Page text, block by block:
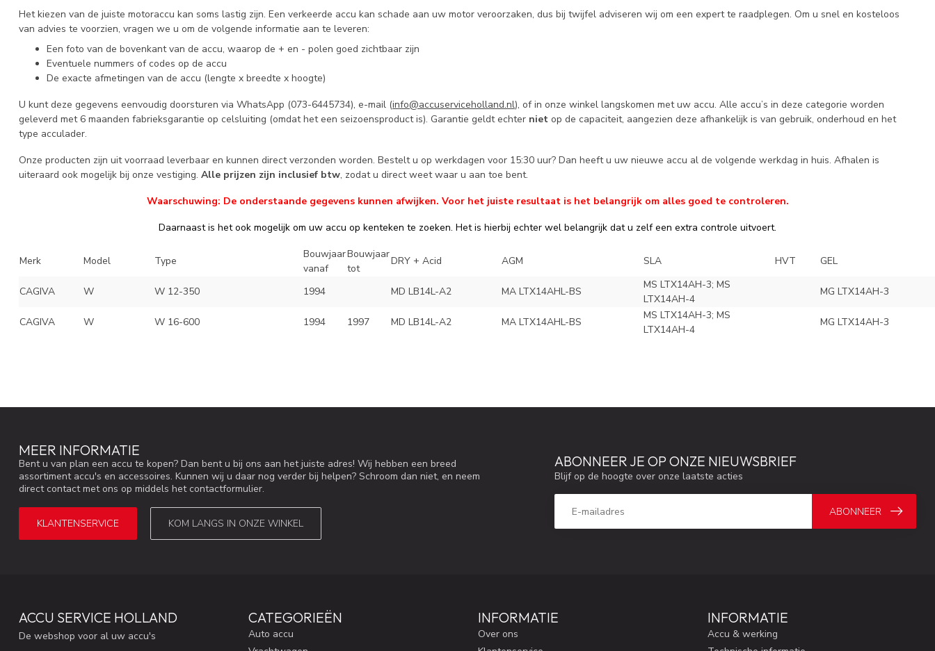
Het kiezen van de juiste motoraccu kan soms lastig zijn. Een verkeerde accu kan schade aan uw motor veroorzaken, dus bij twijfel adviseren wij om een expert te raadplegen. Om u snel en kosteloos
van advies te voorzien, vragen we u om de volgende informatie aan te leveren:
Een foto van de bovenkant van de accu, waarop de + en - polen goed zichtbaar zijn
Eventuele nummers of codes op de accu
De exacte afmetingen van de accu (lengte x breedte x hoogte)
U kunt deze gegevens eenvoudig doorsturen via WhatsApp (073-6445734), e-mail (info@accuserviceholland.nl), of in onze winkel langskomen met uw accu. Alle accu’s in deze categorie worden
geleverd met 6 maanden fabrieksgarantie op celsluiting (omdat het een seizoensproduct is). Garantie geldt echter niet op de capaciteit, aangezien deze afhankelijk is van gebruik, onderhoud en het
type acculader.
Onze producten zijn uit voorraad leverbaar en kunnen direct verzonden worden. Bestelt u op werkdagen voor 15:30 uur? Dan heeft u uw nieuwe accu al de volgende werkdag in huis. Afhalen is
uiteraard ook mogelijk bij onze vestiging. Alle prijzen zijn inclusief btw, zodat u direct weet waar u aan toe bent.
Waarschuwing: De onderstaande gegevens kunnen afwijken. Voor het juiste resultaat is het belangrijk om alles goed te controleren.
Daarnaast is het ook mogelijk om uw accu op kenteken te zoeken. Het is hierbij echter wel belangrijk dat u zelf een extra controle uitvoert.
Merk Model Type
Bouwjaar
vanaf
Bouwjaar
tot
DRY + Acid AGM SLA HVT GEL
CAGIVA W W 12-350 1994 MD LB14L-A2 MA LTX14AHL-BS
MS LTX14AH-3; MS
LTX14AH-4
MG LTX14AH-3
CAGIVA W W 16-600 1994 1997 MD LB14L-A2 MA LTX14AHL-BS
MS LTX14AH-3; MS
LTX14AH-4
MG LTX14AH-3
MEER INFORMATIE
Bent u van plan een accu te kopen? Dan bent u bij ons aan het juiste adres! Wij hebben een breed
assortiment accu's en accessoires. Kunnen wij u daar nog verder bij helpen? Schroom dan niet, en neem
direct contact met ons op middels het contactformulier.
KLANTENSERVICE KOM LANGS IN ONZE WINKEL
ABONNEER JE OP ONZE NIEUWSBRIEF
Blijf op de hoogte over onze laatste acties
ABONNEER
ACCU SERVICE HOLLAND
De webshop voor al uw accu's
CATEGORIEËN
Auto accu
INFORMATIE
Over ons
INFORMATIE
Accu & werking